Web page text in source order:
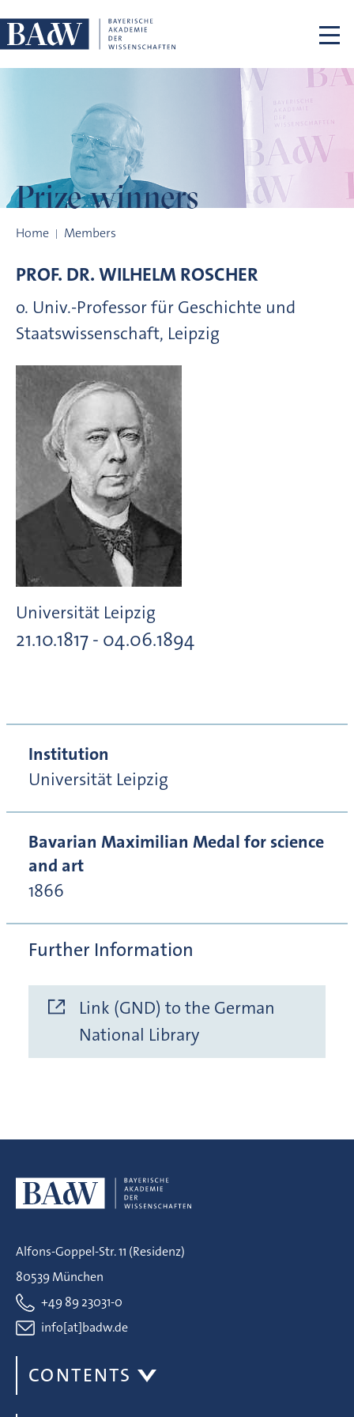
Prize winners
Home Members
PROF. DR.WILHELMROSCHER
o. Univ.-Professor für Geschichte und
Staatswissenschaft, Leipzig
Universität Leipzig
21.10.1817 - 04.06.1894
Institution
Universität Leipzig
Bavarian Maximilian Medal for science
and art
1866
Further Information
Link (GND) to the German
National Library
Alfons-Goppel-Str. 11 (Residenz)
80539 München
+49 89 23031-0
info[at]badw.de
CONTENTS